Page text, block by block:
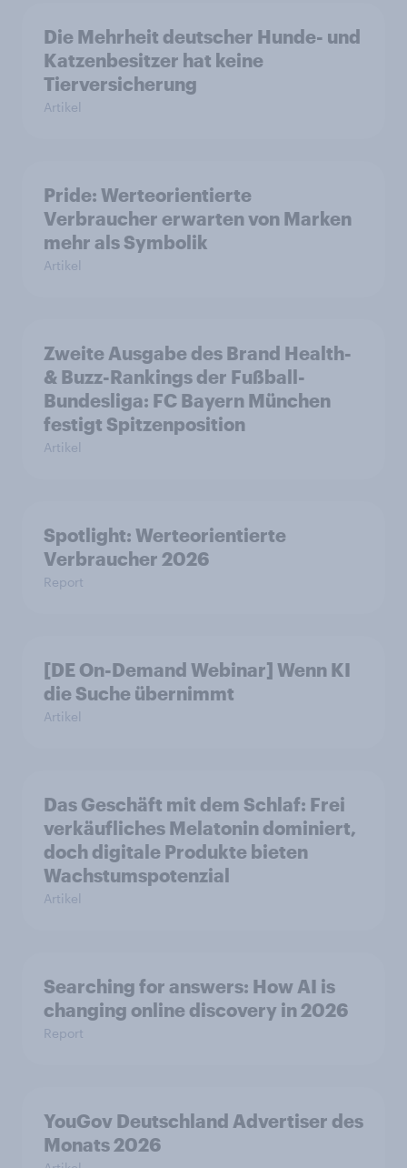
Die Mehrheit deutscher Hunde- und
Katzenbesitzer hat keine
Tierversicherung
Artikel
Pride: Werteorientierte
Verbraucher erwarten von Marken
mehr als Symbolik
Artikel
Zweite Ausgabe des Brand Health-
& Buzz-Rankings der Fußball-
Bundesliga: FC Bayern München
festigt Spitzenposition
Artikel
Spotlight: Werteorientierte
Verbraucher 2026
Report
[DE On-Demand Webinar] Wenn KI
die Suche übernimmt
Artikel
Das Geschäft mit dem Schlaf: Frei
verkäufliches Melatonin dominiert,
doch digitale Produkte bieten
Wachstumspotenzial
Artikel
Searching for answers: How AI is
changing online discovery in 2026
Report
YouGov Deutschland Advertiser des
Monats 2026